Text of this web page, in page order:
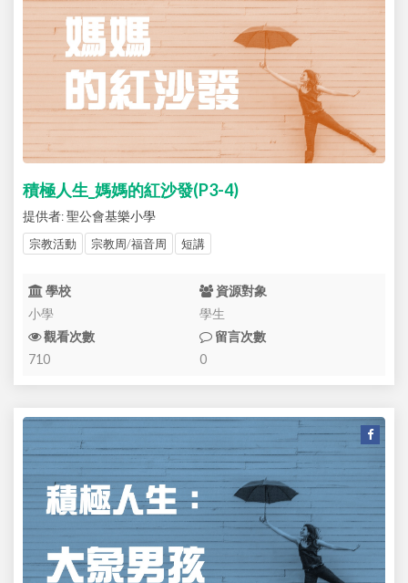
積極人生_媽媽的紅沙發(P3-4)
提供者: 聖公會基樂小學
宗教活動 宗教周/福音周 短講
學校
小學
資源對象
學生
觀看次數
710
留言次數
0